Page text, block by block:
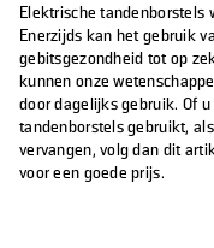
Waarom
Elektrische tandenborstels
Enerzijds kan het gebruik
gebitsgezondheid tot op
kunnen onze
door dagelijks gebruik. Of
tandenborstels gebruikt,
vervangen, volg dan dit
voor een goede prijs.